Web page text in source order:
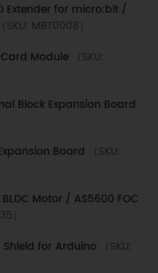
Extender for micro:bit /
（SKU: MBT0008）
Module （SKU:
Block Expansion Board
Board
（SKU:
Motor / AS5600 FOC
）
Shield for Arduino
（SKU: